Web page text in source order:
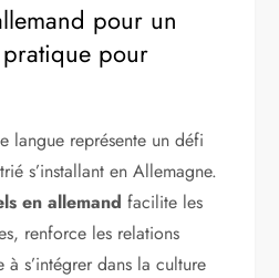
pour un
pour
langue représente un défi
s’installant en Allemagne.
en allemand facilite les
renforce les relations
s’intégrer dans la culture